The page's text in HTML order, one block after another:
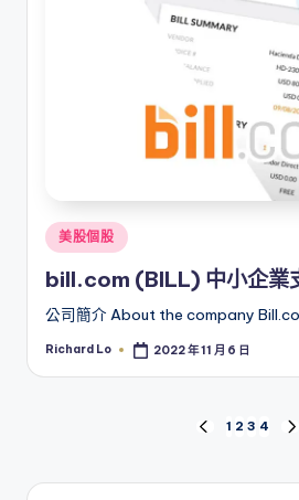
Posted
in
美股個股
bill.com (BILL) 中小企業
公司簡介 About the company
Posted
Richard Lo 2022 年 11 月 6 日
章
PREVIOUS
1 2 3 4